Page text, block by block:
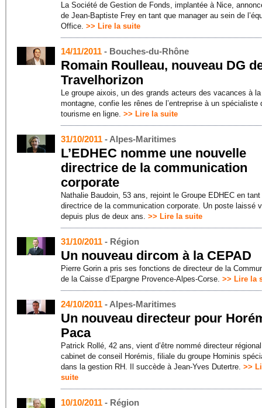
La Société de Gestion de Fonds, implantée à Nice,
de Jean-Baptiste Frey en tant que manager au sein de
Office. >> Lire la suite
14/11/2011 - Bouches-du-Rhône
Romain Roulleau, nouveau DG
Travelhorizon
Le groupe aixois, un des grands acteurs des vacances à la
montagne, confie les rênes de l’entreprise à un spécialiste
tourisme en ligne. >> Lire la suite
31/10/2011 - Alpes-Maritimes
L’EDHEC nomme une nouvelle
directrice de la communication
corporate
Nathalie Baudoin, 53 ans, rejoint le Groupe EDHEC en tant
directrice de la communication corporate. Un poste laissé
depuis plus de deux ans. >> Lire la suite
31/10/2011 - Région
Un nouveau dircom à la CEPAD
Pierre Gorin a pris ses fonctions de directeur de la
de la Caisse d’Epargne Provence-Alpes-Corse. >> Lire la
24/10/2011 - Alpes-Maritimes
Un nouveau directeur pour
Paca
Patrick Rollé, 42 ans, vient d’être nommé directeur
cabinet de conseil Horémis, filiale du groupe Hominis
dans la gestion RH. Il succède à Jean-Yves Dutertre. >>
suite
10/10/2011 - Région